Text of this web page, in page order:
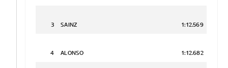
3 SAINZ 1:12.569
4 ALONSO 1:12.682